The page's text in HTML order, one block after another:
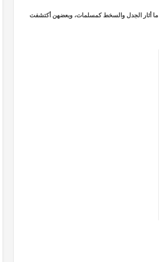
ما أثار الجدل والسخط كمسلمات، وبعضهن أكتشفت